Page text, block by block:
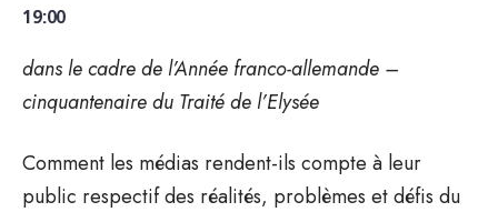
19:00
dans le cadre de l’Année franco-allemande –
cinquantenaire du Traité de l’Elysée
Comment les médias rendent-ils compte à leur
public respectif des réalités, problèmes et défis du